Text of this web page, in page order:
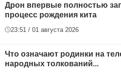
Дрон впервые полностью
процесс рождения кита
23:51 / 01 августа 2026
Что означают родинки на
народных толкований...